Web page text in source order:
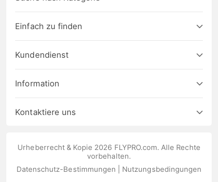
Einfach zu finden
Kundendienst
Information
Kontaktiere uns
Urheberrecht & Kopie 2026 FLYPRO.com. Alle Rechte
vorbehalten.
Datenschutz-Bestimmungen
Nutzungsbedingungen